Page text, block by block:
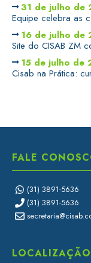
31 de julho de
Equipe celebra as
16 de julho de
Site do CISAB ZM
15 de julho de
Cisab na Prática:
FALE
(31) 3891-5636
(31) 3891-5636
LOCALIZAÇÃO